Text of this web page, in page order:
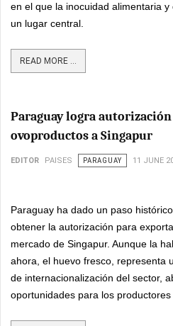
en el que la inocuidad alimentaria
un lugar central.
READ MORE ...
Paraguay logra
ovoproductos a Singapur
EDITOR PAISES PARAGUAY 11 JUNE
Paraguay ha dado un paso
obtener la autorización para
mercado de Singapur. Aunque la
ahora, el huevo fresco, representa
de internacionalización del sector,
oportunidades para los productores